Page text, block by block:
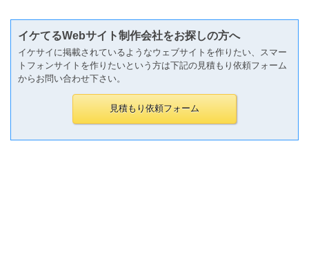
イケてるWebサイト制作会社をお探しの方へ
イケサイに掲載されているようなウェブサイトを作りたい、スマー
トフォンサイトを作りたいという方は下記の見積もり依頼フォーム
からお問い合わせ下さい。